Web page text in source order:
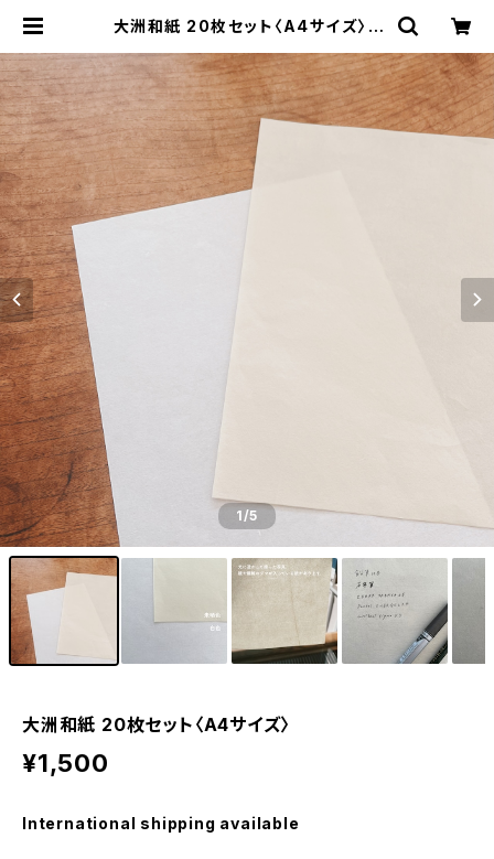
大洲和紙 20枚セット〈A4サイズ〉 |
1/5
大洲和紙 20枚セット〈A4サイズ〉
¥1,500
International shipping available